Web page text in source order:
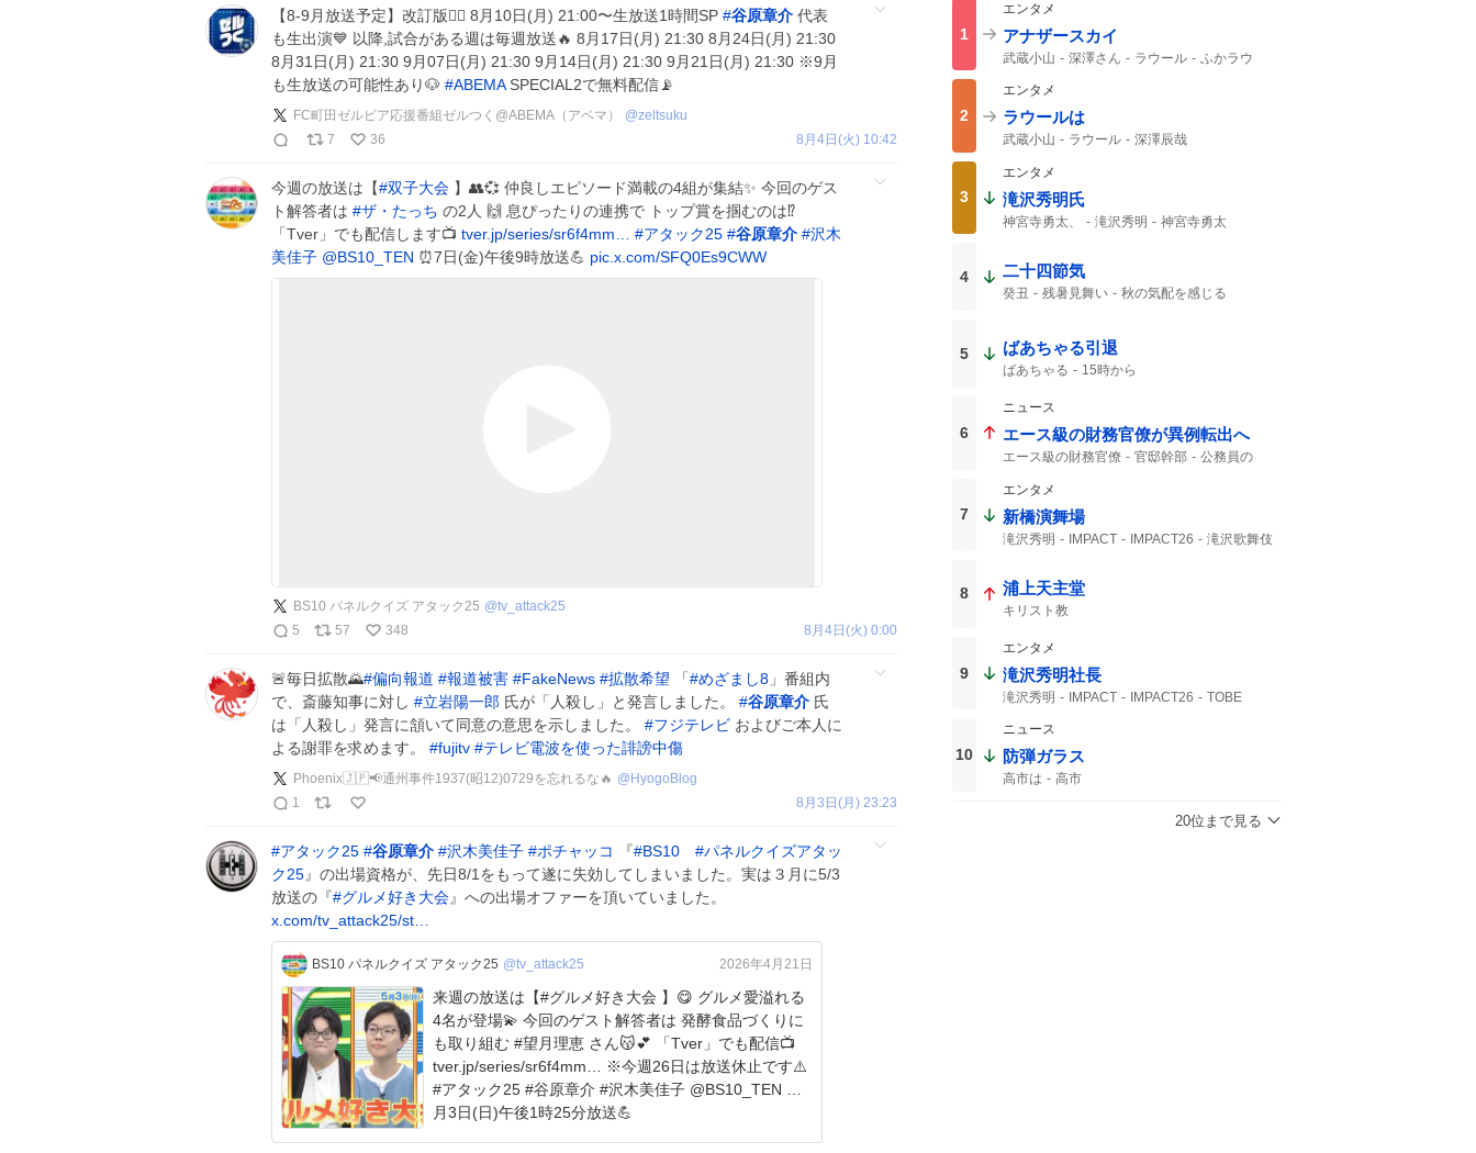
【8-9月放送予定】改訂版🙇‍♂️ 8月10日(月) 21:00〜生放送1時間SP #谷原章介 代表
も生出演💙 以降,試合がある週は毎週放送🔥 8月17日(月) 21:30 8月24日(月) 21:30
8月31日(月) 21:30 9月07日(月) 21:30 9月14日(月) 21:30 9月21日(月) 21:30 ※9月
も生放送の可能性あり🐶 #ABEMASPECIAL2で無料配信📡
FC町田ゼルビア応援番組ゼルつく@ABEMA（アベマ） @zeltsuku
7
36 8月4日(火) 10:42
今週の放送は【#双子大会 】👥💞 仲良しエピソード満載の4組が集結✨ 今回のゲス
ト解答者は #ザ・たっち の2人 🙌 息ぴったりの連携で トップ賞を掴むのは⁉️
「Tver」でも配信します📺 tver.jp/series/sr6f4mm… #アタック25 #谷原章介 #沢木
美佳子 @BS10_TEN ⏰7日(金)午後9時放送💪 pic.x.com/SFQ0Es9CWW
BS10 パネルクイズ アタック25 @tv_attack25
5
57 348 8月4日(火) 0:00
🚨毎日拡散🌄#偏向報道 #報道被害 #FakeNews #拡散希望 「 #めざまし8 」番組内
で、斎藤知事に対し #立岩陽一郎 氏が「人殺し」と発言しました。 #谷原章介 氏
は「人殺し」発言に頷いて同意の意思を示しました。 #フジテレビ およびご本人に
よる謝罪を求めます。 #fujitv #テレビ電波を使った誹謗中傷
Phoenix🇯🇵📢通州事件1937(昭12)0729を忘れるな🔥 @ HyogoBlog
1
8月3日(月) 23:23
#アタック25 #谷原章介 #沢木美佳子 #ポチャッコ 『#BS10 #パネルクイズアタッ
ク25』の出場資格が、先日8/1をもって遂に失効してしまいました。実は３月に5/3
放送の『#グルメ好き大会』への出場オファーを頂いていました。
x.com/tv_attack25/st…
BS10 パネルクイズ アタック25 @tv_attack25 2026年4月21日
来週の放送は【#グルメ好き大会 】😋 グルメ愛溢れる
4名が登場💫 今回のゲスト解答者は 発酵食品づくりに
も取り組む #望月理恵 さん😽💕 「Tver」でも配信📺
tver.jp/series/sr6f4mm… ※今週26日は放送休止です⚠️
#アタック25 #谷原章介 #沢木美佳子 @BS10_TEN ⏰5
月3日(日)午後1時25分放送💪
1
エンタメ
アナザースカイ
武蔵小山 深澤さん ラウール
ふかラウ
2
エンタメ
ラウールは
武蔵小山 ラウール
深澤辰哉
Snow Manの
3
エンタメ
滝沢秀明氏
神宮寺勇太、 滝沢秀明
神宮寺勇太
4 二十四節気
癸丑 残暑見舞い
秋の気配を感じる
5 ばあちゃる引退
ばあちゃる 15時から
6
ニュース
エース級の財務官僚が異例転出へ
エース級の財務官僚 官邸幹部
公務員の
7
エンタメ
新橋演舞場
滝沢秀明 IMPACT IMPACT26
滝沢歌舞伎
8 浦上天主堂
キリスト教
9
エンタメ
滝沢秀明社長
滝沢秀明 IMPACT IMPACT26
TOBE
想像できない
10
ニュース
防弾ガラス
高市は 高市
20位まで見る